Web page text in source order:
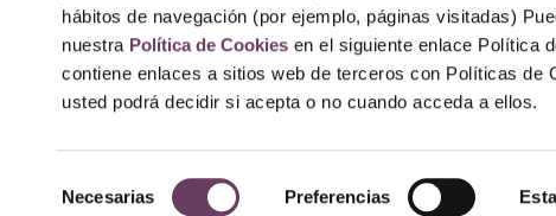
hábitos de navegación (por ejemplo, páginas visitadas)
nuestra Política de Cookies en el siguiente enlace Política
contiene enlaces a sitios web de terceros con Políticas de
usted podrá decidir si acepta o no cuando acceda a ellos.
de
Necesarias Preferencias
Arias nº29 48011 Bilbao.